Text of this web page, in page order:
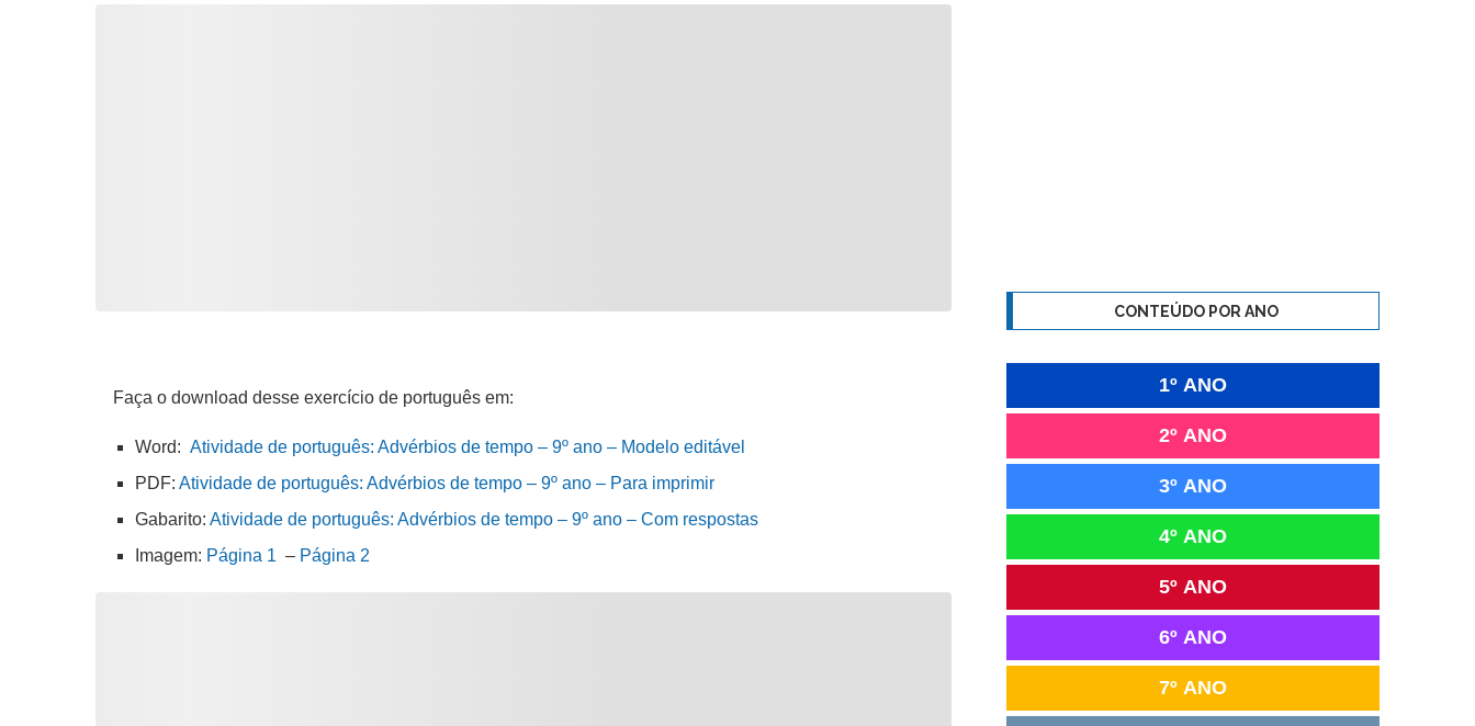
Faça o download desse exercício de português em:
Word: Atividade de português: Advérbios de tempo – 9º ano – Modelo editável
PDF: Atividade de português: Advérbios de tempo – 9º ano – Para imprimir
Gabarito: Atividade de português: Advérbios de tempo – 9º ano – Com respostas
Imagem: Página 1 – Página 2
CONTEÚDO POR ANO
1º ANO
2º ANO
3º ANO
4º ANO
5º ANO
6º ANO
7º ANO